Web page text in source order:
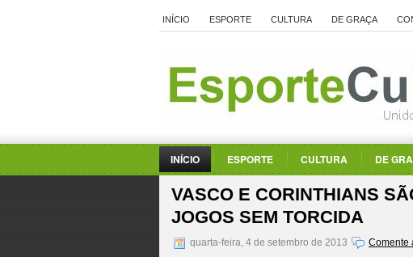
INÍCIO ESPORTE CULTURA DE GRAÇA
INÍCIO ESPORTE CULTURA DE
VASCO E CORINTHIANS
JOGOS SEM TORCIDA
quarta-feira, 4 de setembro de 2013 Comente